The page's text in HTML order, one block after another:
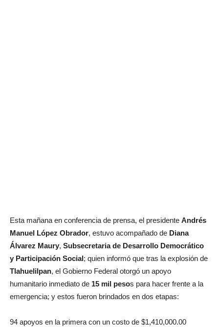
Esta mañana en conferencia de prensa, el presidente Andrés
Manuel López Obrador, estuvo acompañado de Diana
Álvarez Maury, Subsecretaria de Desarrollo Democrático
y Participación Social; quien informó que tras la explosión de
Tlahuelilpan, el Gobierno Federal otorgó un apoyo
humanitario inmediato de 15 mil pesos para hacer frente a la
emergencia; y estos fueron brindados en dos etapas:
94 apoyos en la primera con un costo de $1,410,000.00